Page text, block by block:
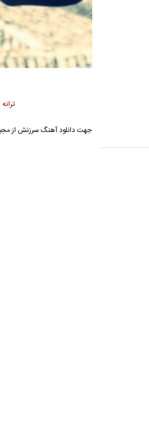
جهت دانلود آهنگ سرزنش از